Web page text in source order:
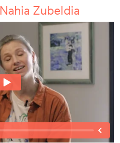
Nahia Zubeldia